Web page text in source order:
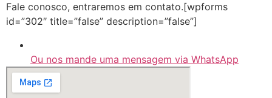
Fale conosco, entraremos em contato.[wpforms
id=”302″ title=”false” description=”false”]
Ou nos mande uma mensagem via WhatsApp